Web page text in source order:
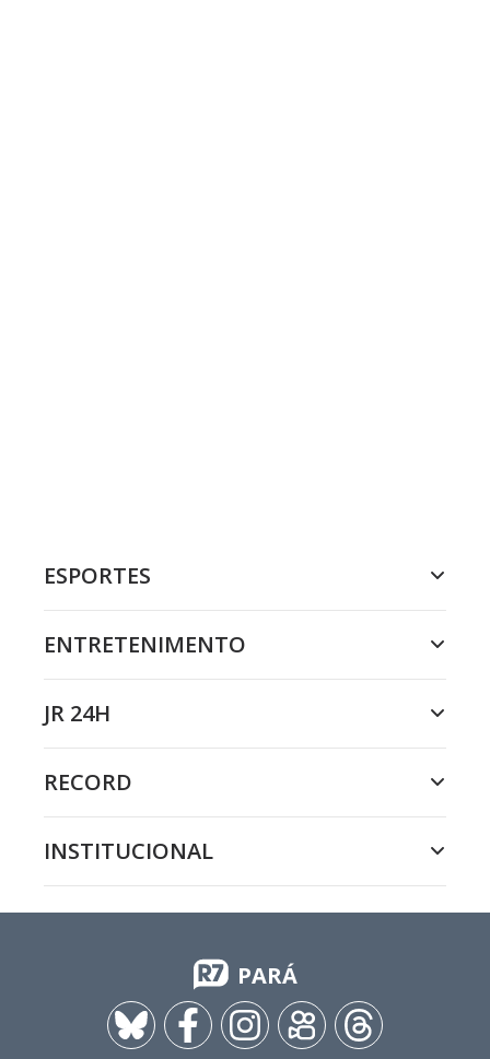
ESPORTES
ENTRETENIMENTO
JR 24H
RECORD
INSTITUCIONAL
PARÁ